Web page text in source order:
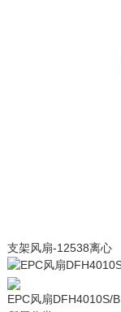
支架风扇-12538离心
EPC风扇DFH4010S/B